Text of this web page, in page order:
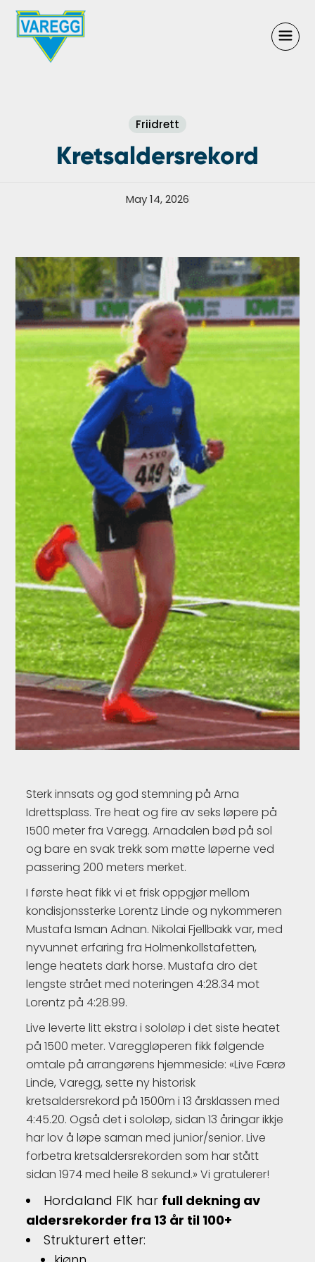
Friidrett
Kretsaldersrekord
May 14, 2026
Sterk innsats og god stemning på Arna
Idrettsplass. Tre heat og fire av seks løpere på
1500 meter fra Varegg. Arnadalen bød på sol
og bare en svak trekk som møtte løperne ved
passering 200 meters merket.
I første heat fikk vi et frisk oppgjør mellom
kondisjonssterke Lorentz Linde og nykommeren
Mustafa Isman Adnan. Nikolai Fjellbakk var, med
nyvunnet erfaring fra Holmenkollstafetten,
lenge heatets dark horse. Mustafa dro det
lengste strået med noteringen 4:28.34 mot
Lorentz på 4:28.99.
Live leverte litt ekstra i sololøp i det siste heatet
på 1500 meter. Vareggløperen fikk følgende
omtale på arrangørens hjemmeside: «Live Færø
Linde, Varegg, sette ny historisk
kretsaldersrekord på 1500m i 13 årsklassen med
4:45.20. Også det i sololøp, sidan 13 åringar ikkje
har lov å løpe saman med junior/senior. Live
forbetra kretsaldersrekorden som har stått
sidan 1974 med heile 8 sekund.» Vi gratulerer!
Hordaland FIK har full dekning av
aldersrekorder fra 13 år til 100+
Strukturert etter: